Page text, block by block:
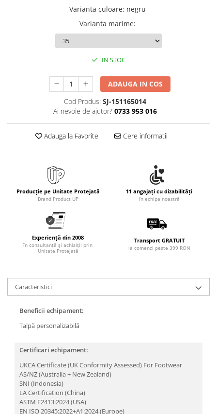
Rezerve instrumente scris
Tavite documente si suporturi
Ascutitori, radiere, agrafe
Curatenie si igiena
Articole pentru baie
Articole pentru bucatarie
Maturi, mopuri si galeti
Articole pentru rufe, casa,
geamuri, mobila
Intretinere si odorizante masina
Saci de gunoi
Accesorii pentru curatenie
Tipografie si stampile
Caiete si blocnotesuri
personalizate
Stampile, tusiere si tus
Protectia muncii si Imbracaminte
Imbracaminte
Varianta culoare: negru
Varianta marime:
IN STOC
ADAUGA IN COS
Cod Produs: SJ-151165014
Ai nevoie de ajutor? 0733 953 016
Adauga la Favorite Cere informatii
Producție pe Unitate Protejată
Brand Product UP
11 angajați cu dizabilități
în echipa noastră
Experiență din 2008
în consultanță și achiziții prin
Unitate Protejată
Transport GRATUIT
la comenzi peste 399 RON
Caracteristici
Beneficii echipament:
Talpă personalizabilă
Certificari echipament:
UKCA Certificate (UK Conformity Assessed) For Footwear
AS/NZ (Australia + New Zealand)
SNI (Indonesia)
LA Certification (China)
ASTM F2413:2024 (USA)
EN ISO 20345:2022+A1:2024 (Europe)